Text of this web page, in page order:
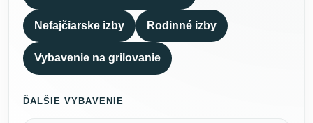
Nefajčiarske izby Rodinné izby
Vybavenie na grilovanie
ĎALŠIE VYBAVENIE